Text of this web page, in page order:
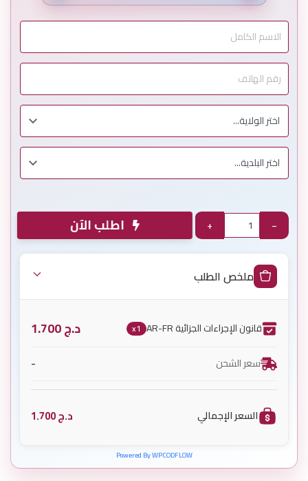
−
+ اطلب الآن
ملخص الطلب
قانون الإجراءات الجزائية AR-FR x1 د.ج
سعر الشحن -
السعر الإجمالي د.ج
Powered By WPCODFLOW